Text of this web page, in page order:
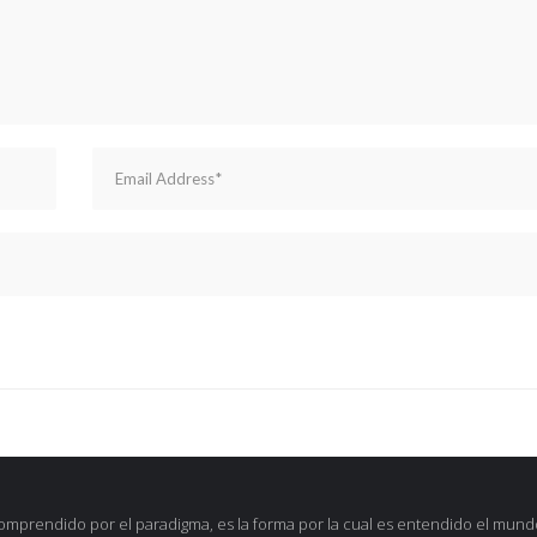
por el paradigma, es la forma por la cual es entendido el